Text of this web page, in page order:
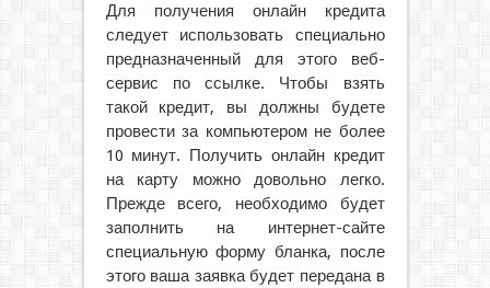
Для получения онлайн кредита
следует использовать специально
предназначенный для этого веб-
сервис по ссылке. Чтобы взять
такой кредит, вы должны будете
провести за компьютером не более
10 минут. Получить онлайн кредит
на карту можно довольно легко.
Прежде всего, необходимо будет
заполнить на интернет-сайте
специальную форму бланка, после
этого ваша заявка будет передана в